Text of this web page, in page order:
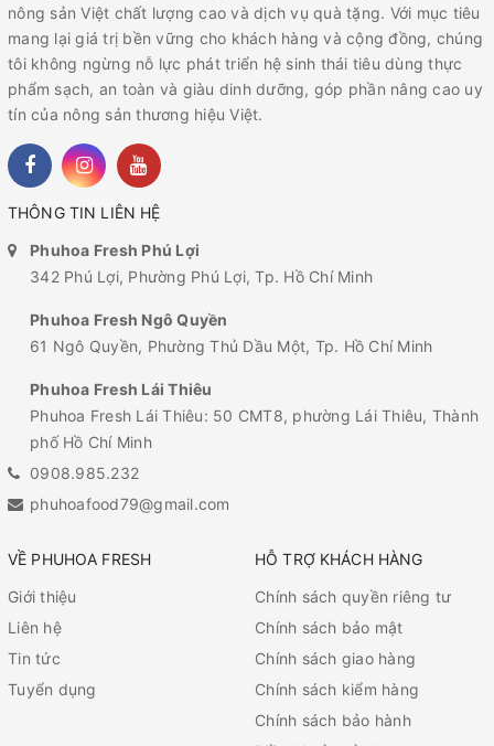
nông sản Việt chất lượng cao và dịch vụ quà tặng. Với mục tiêu
mang lại giá trị bền vững cho khách hàng và cộng đồng, chúng
tôi không ngừng nỗ lực phát triển hệ sinh thái tiêu dùng thực
phẩm sạch, an toàn và giàu dinh dưỡng, góp phần nâng cao uy
tín của nông sản thương hiệu Việt.
THÔNG TIN LIÊN HỆ
Phuhoa Fresh Phú Lợi
342 Phú Lợi, Phường Phú Lợi, Tp. Hồ Chí Minh
Phuhoa Fresh Ngô Quyền
61 Ngô Quyền, Phường Thủ Dầu Một, Tp. Hồ Chí Minh
Phuhoa Fresh Lái Thiêu
Phuhoa Fresh Lái Thiêu: 50 CMT8, phường Lái Thiêu, Thành
phố Hồ Chí Minh
0908.985.232
phuhoafood79@gmail.com
VỀ PHUHOA FRESH
Giới thiệu
Liên hệ
Tin tức
Tuyển dụng
HỖ TRỢ KHÁCH HÀNG
Chính sách quyền riêng tư
Chính sách bảo mật
Chính sách giao hàng
Chính sách kiểm hàng
Chính sách bảo hành